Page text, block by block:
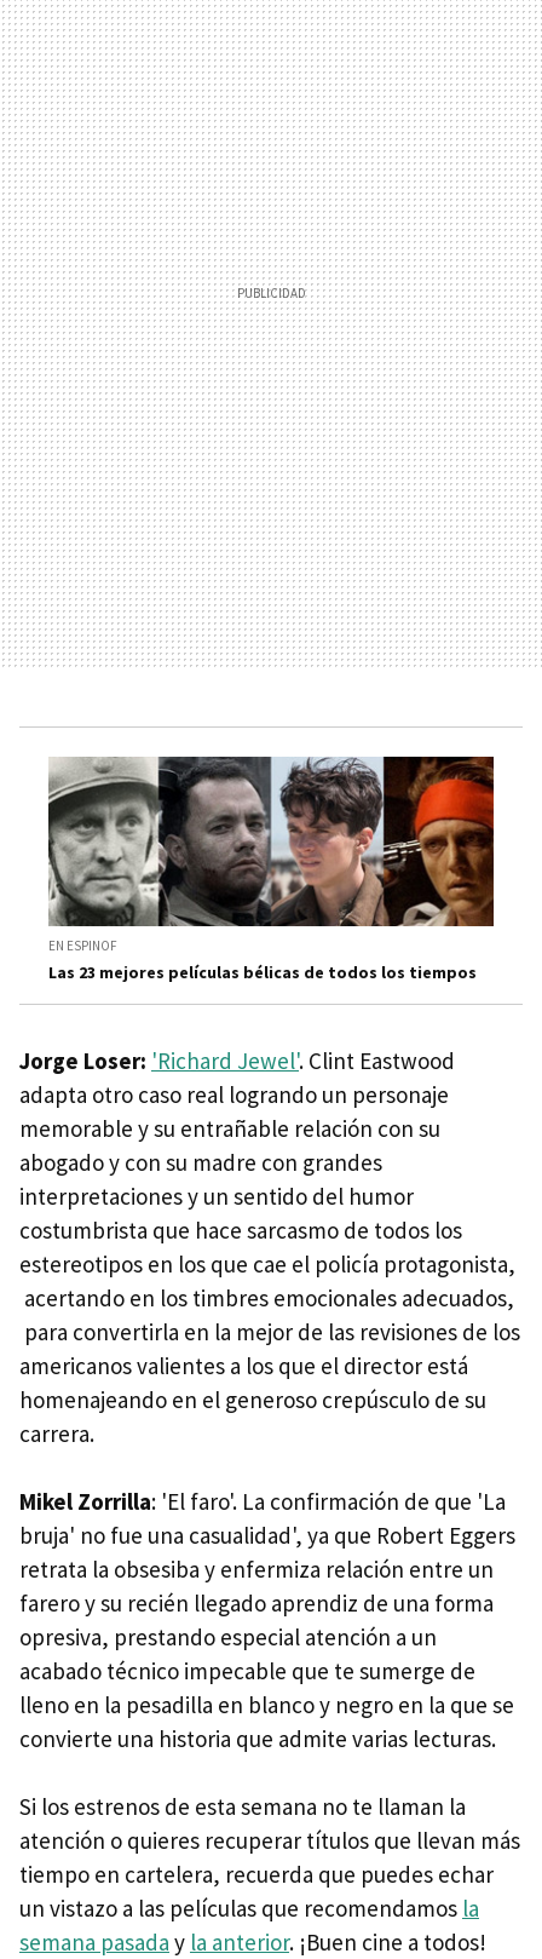
EN ESPINOF
Las 23 mejores películas bélicas de todos los tiempos
Jorge Loser: 'Richard Jewel'. Clint Eastwood
adapta otro caso real logrando un personaje
memorable y su entrañable relación con su
abogado y con su madre con grandes
interpretaciones y un sentido del humor
costumbrista que hace sarcasmo de todos los
estereotipos en los que cae el policía protagonista,
acertando en los timbres emocionales adecuados,
para convertirla en la mejor de las revisiones de los
americanos valientes a los que el director está
homenajeando en el generoso crepúsculo de su
carrera.
Mikel Zorrilla: 'El faro'. La confirmación de que 'La
bruja' no fue una casualidad', ya que Robert Eggers
retrata la obsesiba y enfermiza relación entre un
farero y su recién llegado aprendiz de una forma
opresiva, prestando especial atención a un
acabado técnico impecable que te sumerge de
lleno en la pesadilla en blanco y negro en la que se
convierte una historia que admite varias lecturas.
Si los estrenos de esta semana no te llaman la
atención o quieres recuperar títulos que llevan más
tiempo en cartelera, recuerda que puedes echar
un vistazo a las películas que recomendamos la
semana pasada y la anterior. ¡Buen cine a todos!